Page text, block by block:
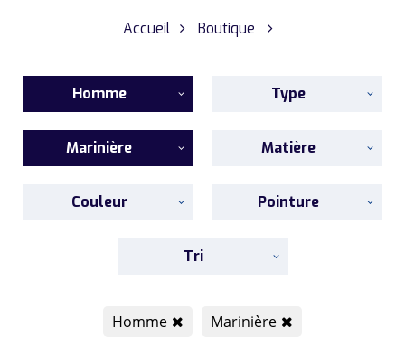
Accueil Boutique
Homme Type
Marinière Matière
Couleur Pointure
Tri
Homme Marinière